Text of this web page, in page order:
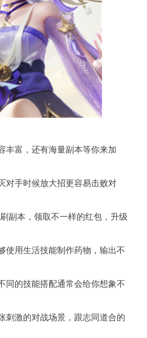
丰富，还有海量副本等你来加
对手时候放大招更容易击败对
副本，领取不一样的红包，升级
使用生活技能制作药物，输出不
同的技能搭配通常会给你想象不
刺激的对战场景，跟志同道合的